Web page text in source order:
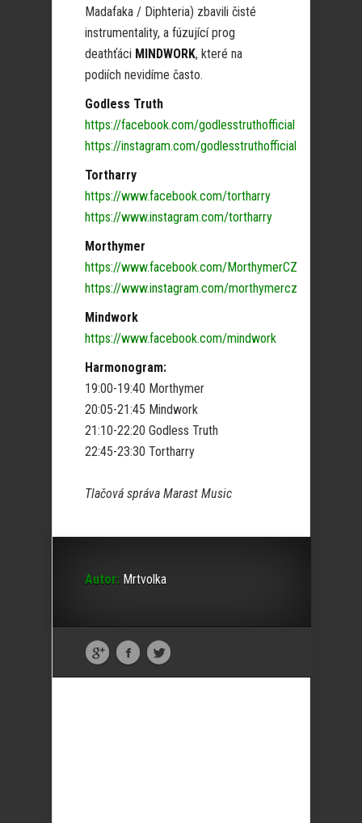
Madafaka / Diphteria) zbavili čisté
instrumentality, a fúzující prog
deathťáci MINDWORK, které na
podiích nevidíme často.
Godless Truth
https://facebook.com/godlesstruthofficial
https://instagram.com/godlesstruthofficial
Tortharry
https://www.facebook.com/tortharry
https://www.instagram.com/tortharry
Morthymer
https://www.facebook.com/MorthymerCZ
https://www.instagram.com/morthymercz
Mindwork
https://www.facebook.com/mindwork
Harmonogram:
19:00-19:40 Morthymer
20:05-21:45 Mindwork
21:10-22:20 Godless Truth
22:45-23:30 Tortharry
Tlačová správa Marast Music
Autor: Mrtvolka